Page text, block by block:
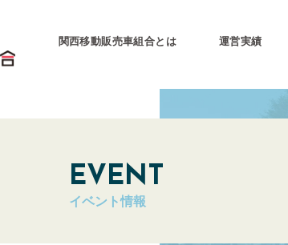
関西移動販売車組合とは
関西移動販売車組合とは
運営会社
運営実績
EVENT
イベント情報